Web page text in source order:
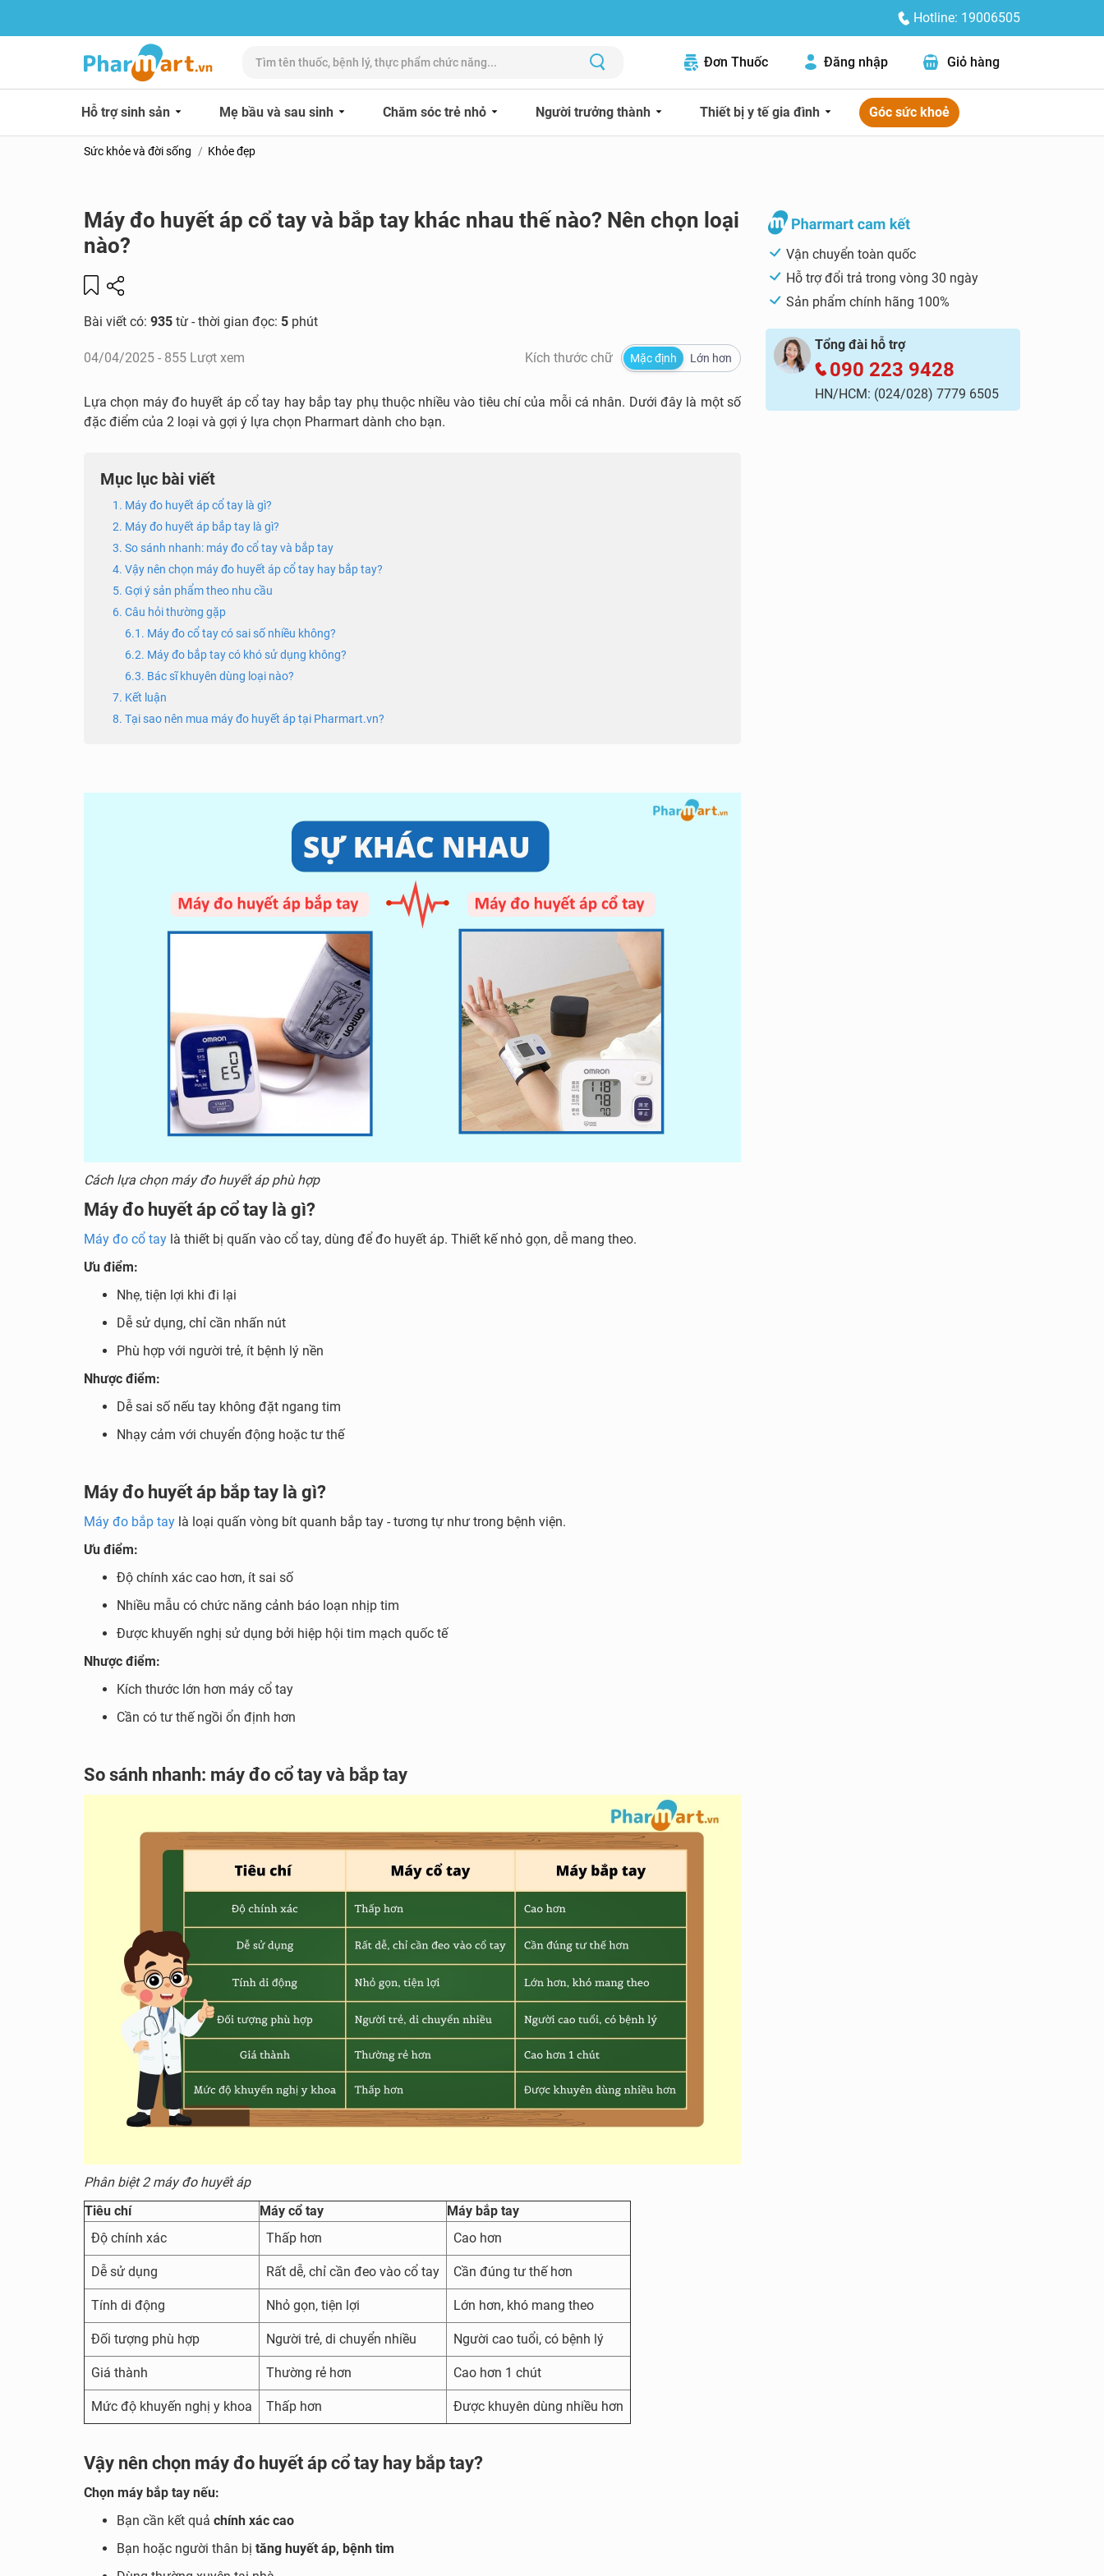
Hotline: 19006505
Đơn Thuốc Đăng nhập Giỏ hàng
Hỗ trợ sinh sản Mẹ bầu và sau sinh Chăm sóc trẻ nhỏ Người trưởng thành Thiết bị y tế gia đình Góc sức khoẻ
Sức khỏe và đời sống Khỏe đẹp
Máy đo huyết áp cổ tay và bắp tay khác nhau thế nào? Nên chọn loại
nào?
Bài viết có: 935 từ - thời gian đọc: 5 phút
04/04/2025 - 855 Lượt xem Kích thước chữ Mặc định Lớn hơn
Lựa chọn máy đo huyết áp cổ tay hay bắp tay phụ thuộc nhiều vào tiêu chí của mỗi cá nhân. Dưới đây là một số
đặc điểm của 2 loại và gợi ý lựa chọn Pharmart dành cho bạn.
Mục lục bài viết
1. Máy đo huyết áp cổ tay là gì?
2. Máy đo huyết áp bắp tay là gì?
3. So sánh nhanh: máy đo cổ tay và bắp tay
4. Vậy nên chọn máy đo huyết áp cổ tay hay bắp tay?
5. Gợi ý sản phẩm theo nhu cầu
6. Câu hỏi thường gặp
6.1. Máy đo cổ tay có sai số nhiều không?
6.2. Máy đo bắp tay có khó sử dụng không?
6.3. Bác sĩ khuyên dùng loại nào?
7. Kết luận
8. Tại sao nên mua máy đo huyết áp tại Pharmart.vn?
Cách lựa chọn máy đo huyết áp phù hợp
Máy đo huyết áp cổ tay là gì?
Máy đo cổ tay là thiết bị quấn vào cổ tay, dùng để đo huyết áp. Thiết kế nhỏ gọn, dễ mang theo.
Ưu điểm:
Nhẹ, tiện lợi khi đi lại
Dễ sử dụng, chỉ cần nhấn nút
Phù hợp với người trẻ, ít bệnh lý nền
Nhược điểm:
Dễ sai số nếu tay không đặt ngang tim
Nhạy cảm với chuyển động hoặc tư thế
Máy đo huyết áp bắp tay là gì?
Máy đo bắp tay là loại quấn vòng bít quanh bắp tay - tương tự như trong bệnh viện.
Ưu điểm:
Độ chính xác cao hơn, ít sai số
Nhiều mẫu có chức năng cảnh báo loạn nhịp tim
Được khuyến nghị sử dụng bởi hiệp hội tim mạch quốc tế
Nhược điểm:
Kích thước lớn hơn máy cổ tay
Cần có tư thế ngồi ổn định hơn
So sánh nhanh: máy đo cổ tay và bắp tay
Phân biệt 2 máy đo huyết áp
Tiêu chí
Máy cổ tay
Máy bắp tay
Độ chính xác
Thấp hơn Cao hơn
Dễ sử dụng Rất dễ, chỉ cần đeo vào cổ tay Cần đúng tư thế hơn
Tính di động Nhỏ gọn, tiện lợi Lớn hơn, khó mang theo
Đối tượng phù hợp Người trẻ, di chuyển nhiều Người cao tuổi, có bệnh lý
Giá thành Thường rẻ hơn Cao hơn 1 chút
Mức độ khuyến nghị y khoa Thấp hơn Được khuyên dùng nhiều hơn
Vậy nên chọn máy đo huyết áp cổ tay hay bắp tay?
Chọn máy bắp tay nếu:
Bạn cần kết quả chính xác cao
Bạn hoặc người thân bị tăng huyết áp, bệnh tim
Vận chuyển toàn quốc
Hỗ trợ đổi trả trong vòng 30 ngày
Sản phẩm chính hãng 100%
Tổng đài hỗ trợ
090 223 9428
HN/HCM: (024/028) 7779 6505